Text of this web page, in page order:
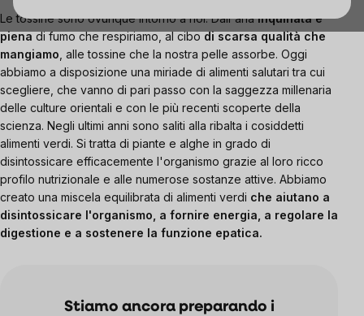
Le tossine sono ovunque intorno a noi. Dall'ariainquinata e
pienadi fumo che respiriamo, al cibodi scarsa qualità che
mangiamo , alle tossine che la nostra pelle assorbe. Oggi
abbiamo a disposizione una miriade di alimenti salutari tra cui
scegliere, che vanno di pari passo con la saggezza millenaria
delle culture orientali e con le più recenti scoperte della
scienza. Negli ultimi anni sono saliti alla ribalta i cosiddetti
alimenti verdi. Si tratta di piante e alghe in grado di
disintossicare efficacemente l'organismo grazie al loro ricco
profilo nutrizionale e alle numerose sostanze attive. Abbiamo
creato una miscela equilibrata di alimenti verdi che aiutano a
disintossicare l'organismo, a fornire energia, a regolare la
digestione e a sostenere la funzione epatica.
Stiamo ancora preparando i